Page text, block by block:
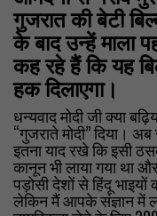
गुजरात की बेटी
के बाद उन्हें माला
कह रहे हैं कि यह
हक दिलाएगा।
धन्यवाद मोदी जी क्या
“गुजराते मोदी” दिया।
इतना याद रखे कि इसी
कानून भी लाया गया था
पड़ोसी देशों से हिंदू भाइयों
लेकिन मैं आपके संज्ञान में